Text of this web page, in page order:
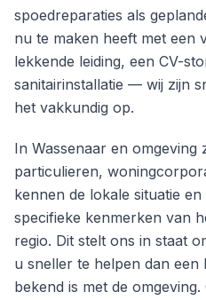
spoedreparaties als
nu te maken heeft met een
lekkende leiding, een CV-
sanitairinstallatie — wij zijn
het vakkundig op.
In Wassenaar en omgeving
particulieren,
kennen de lokale situatie
specifieke kenmerken van
regio. Dit stelt ons in staat
u sneller te helpen dan een
bekend is met de